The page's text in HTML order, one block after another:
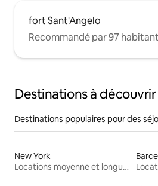
fort Sant'Angelo
Recommandé par 97
Destinations à découvrir
Destinations populaires pour des
New York
Locations moyenne et longue durée